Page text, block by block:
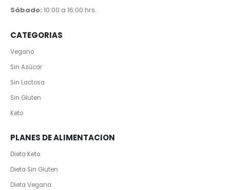
Sábado: 10:00 a 16:00 hrs.
CATEGORIAS
Vegano
Sin Azúcar
Sin Lactosa
Sin Gluten
Keto
PLANES DE ALIMENTACION
Dieta Keto
Dieta Sin Gluten
Dieta Vegana